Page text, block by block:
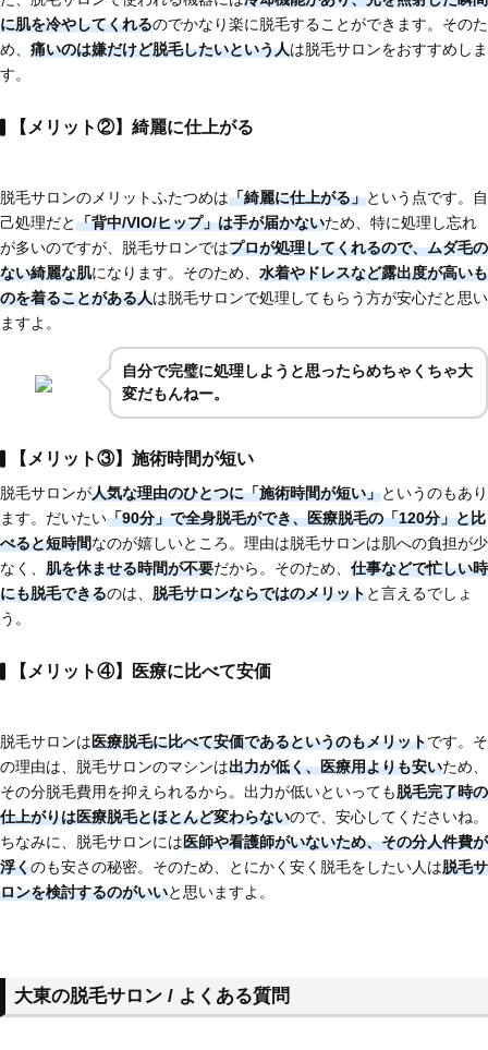
に肌を冷やしてくれるのでかなり楽に脱毛することができます。そのた
め、 痛いのは嫌だけど脱毛したいという人は脱毛サロンをおすすめしま
す。
【メリット②】綺麗に仕上がる
脱毛サロンのメリットふたつめは「綺麗に仕上がる」という点です。自
己処理だと「背中/VIO/ヒップ」は手が届かないため、特に処理し忘れ
が多いのですが、脱毛サロンではプロが処理してくれるので、ムダ毛の
ない綺麗な肌になります。そのため、 水着やドレスなど露出度が高いも
のを着ることがある人は脱毛サロンで処理してもらう方が安心だと思い
ますよ。
自分で完璧に処理しようと思ったらめちゃくちゃ大
変だもんねー。
【メリット③】施術時間が短い
脱毛サロンが人気な理由のひとつに「施術時間が短い」というのもあり
ます。だいたい「90分」で全身脱毛ができ、医療脱毛の「120分」と比
べると短時間なのが嬉しいところ。理由は脱毛サロンは肌への負担が少
なく、 肌を休ませる時間が不要だから。そのため、 仕事などで忙しい時
にも脱毛できるのは、 脱毛サロンならではのメリットと言えるでしょ
う。
【メリット④】医療に比べて安価
脱毛サロンは医療脱毛に比べて安価であるというのもメリットです。そ
の理由は、脱毛サロンのマシンは出力が低く、医療用よりも安いため、
その分脱毛費用を抑えられるから。出力が低いといっても脱毛完了時の
仕上がりは医療脱毛とほとんど変わらないので、安心してくださいね。
ちなみに、脱毛サロンには医師や看護師がいないため、その分人件費が
浮くのも安さの秘密。そのため、とにかく安く脱毛をしたい人は脱毛サ
ロンを検討するのがいいと思いますよ。
大東の脱毛サロン / よくある質問